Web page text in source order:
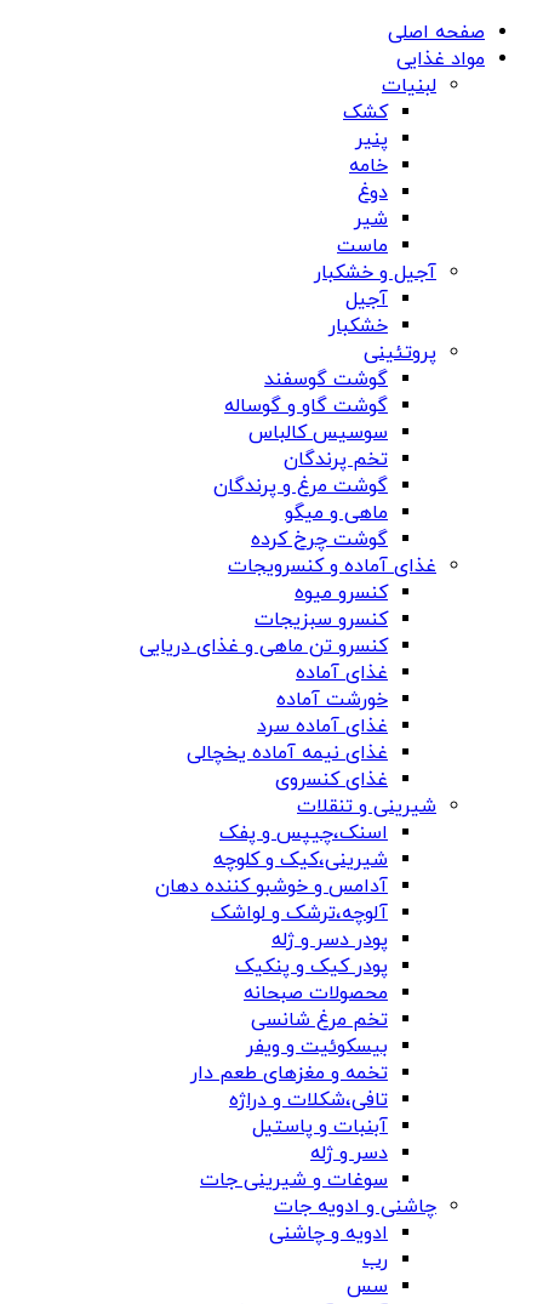
صفحه اصلی
مواد غذایی
لبنیات
کشک
پنیر
خامه
دوغ
شیر
ماست
آجیل و خشکبار
آجیل
خشکبار
پروتئینی
گوشت گوسفند
گوشت گاو و گوساله
سوسیس کالباس
تخم پرندگان
گوشت مرغ و پرندگان
ماهی و میگو
گوشت چرخ کرده
غذای آماده و کنسرویجات
کنسرو میوه
کنسرو سبزیجات
کنسرو تن ماهی و غذای دریایی
غذای آماده
خورشت آماده
غذای آماده سرد
غذای نیمه آماده یخچالی
غذای کنسروی
شیرینی و تنقلات
اسنک،چیپس و پفک
شیرینی،کیک و کلوچه
آدامس و خوشبو کننده دهان
آلوچه،ترشک و لواشک
پودر دسر و ژله
پودر کیک و پنکیک
محصولات صبحانه
تخم مرغ شانسی
بیسکوئیت و ویفر
تخمه و مغزهای طعم دار
تافی،شکلات و دراژه
آبنبات و پاستیل
دسر و ژله
سوغات و شیرینی جات
چاشنی و ادویه جات
ادویه و چاشنی
رب
سس